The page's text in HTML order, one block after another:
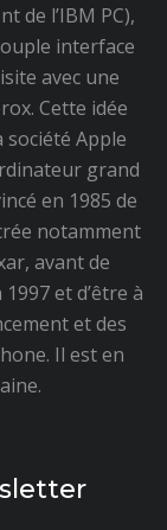
de l’IBM PC),
interface
avec une
Cette idée
société Apple
grand
en 1985 de
notamment
avant de
et d’être à
et des
Il est en